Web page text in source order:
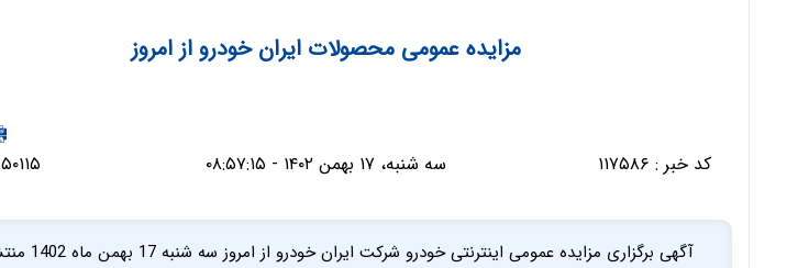
مزایده عمومی محصولات ایران خودرو از امروز
کد خبر : ۱۱۷۵۸۶ سه شنبه، ۱۷ بهمن ۱۴۰۲ - ۰۸:۵۷:۱۵ ۵۰۱۱۵ بازدید
آگهی برگزاری مزایده عمومی اینترنتی خودرو شركت ايران خودرو از امروز سه شنبه 17 بهمن ماه 1402 منتشر شد.